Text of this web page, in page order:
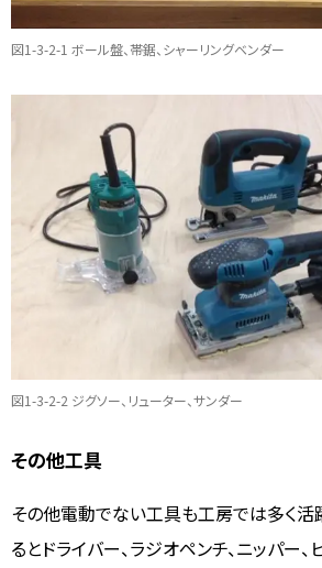
図1-3-2-1 ボール盤、帯鋸、シャーリングベンダー
図1-3-2-2 ジグソー、リューター、サンダー
その他工具
その他電動でない工具も工房では多く活
るとドライバー、ラジオペンチ、ニッパー、